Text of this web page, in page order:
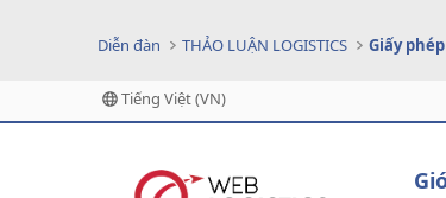
Diễn đàn THẢO LUẬN LOGISTICS Giấy
Tiếng Việt (VN)